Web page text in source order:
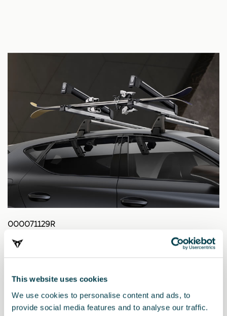
This website uses cookies
We use cookies to personalise content and ads, to
provide social media features and to analyse our traffic.
000071129R
Επεκτεινόμενη σχάρα για σκι και σνόουμπορντ